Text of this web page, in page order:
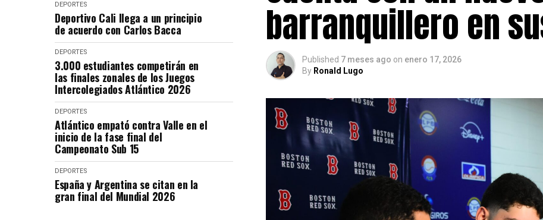
DEPORTES
Deportivo Cali llega a un principio
de acuerdo con Carlos Bacca
DEPORTES
3.000 estudiantes competirán en
las finales zonales de los Juegos
Intercolegiados Atlántico 2026
DEPORTES
Atlántico empató contra Valle en el
inicio de la fase final del
Campeonato Sub 15
DEPORTES
España y Argentina se citan en la
gran final del Mundial 2026
barranquillero en
Published 7 meses ago on enero 17, 2026
By Ronald Lugo